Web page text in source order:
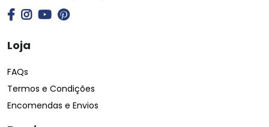
Loja
FAQs
Termos e Condições
Encomendas e Envios